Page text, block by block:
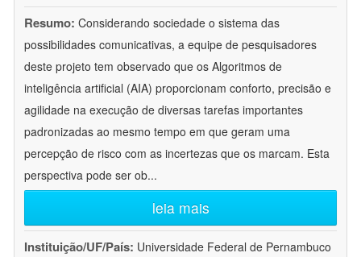
Resumo: Considerando sociedade o sistema das
possibilidades comunicativas, a equipe de pesquisadores
deste projeto tem observado que os Algoritmos de
inteligência artificial (AIA) proporcionam conforto, precisão e
agilidade na execução de diversas tarefas importantes
padronizadas ao mesmo tempo em que geram uma
percepção de risco com as incertezas que os marcam. Esta
perspectiva pode ser ob...
leia mais
Instituição/UF/País: Universidade Federal de Pernambuco